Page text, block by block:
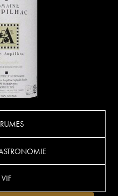
VIF